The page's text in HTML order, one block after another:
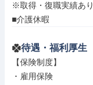
※取得・復職実績あり
■介護休暇
待遇・福利厚生
【保険制度】
・雇用保険